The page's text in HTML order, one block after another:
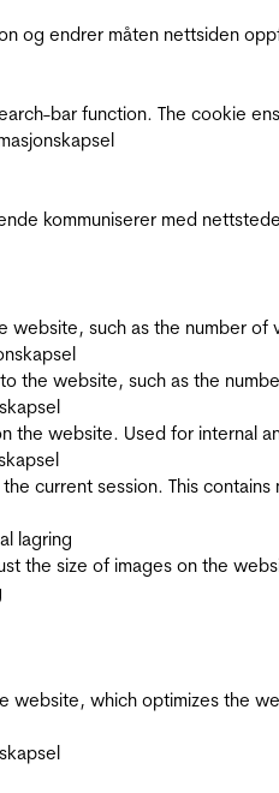
og endrer måten nettsiden
bar function. The cookie
kommuniserer med
website, such as the number
the website, such as the
the website. Used for internal
current session. This
lagring
the size of images on the
website, which optimizes the